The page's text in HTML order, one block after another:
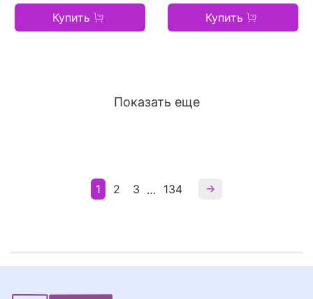
Купить Купить
Показать еще
1 2 3 … 134